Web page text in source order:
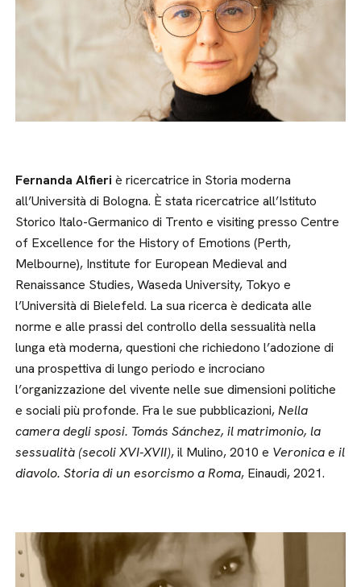
Fernanda Alfieri è ricercatrice in Storia moderna
all’Università di Bologna. È stata ricercatrice all’Istituto
Storico Italo-Germanico di Trento e visiting presso Centre
of Excellence for the History of Emotions (Perth,
Melbourne), Institute for European Medieval and
Renaissance Studies, Waseda University, Tokyo e
l’Università di Bielefeld. La sua ricerca è dedicata alle
norme e alle prassi del controllo della sessualità nella
lunga età moderna, questioni che richiedono l’adozione di
una prospettiva di lungo periodo e incrociano
l’organizzazione del vivente nelle sue dimensioni politiche
e sociali più profonde. Fra le sue pubblicazioni,Nella
camera degli sposi. Tomás Sánchez, il matrimonio, la
sessualità (secoli XVI-XVII), il Mulino, 2010 e Veronica e il
diavolo. Storia di un esorcismo a Roma, Einaudi, 2021.